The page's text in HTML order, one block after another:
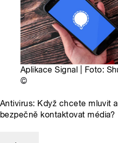
Aplikace Signal | Foto:
©
Antivirus: Když chcete mluvit
bezpečně kontaktovat média?